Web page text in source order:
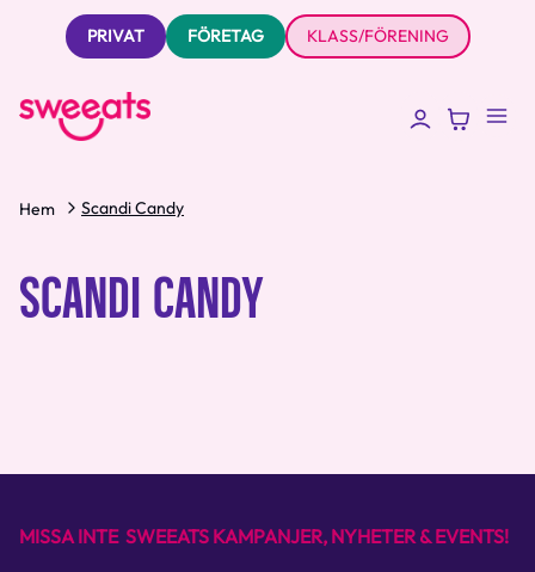
PRIVAT FÖRETAG KLASS/FÖRENING
Hem Scandi Candy
SCANDI CANDY
MISSA INTE SWEEATS KAMPANJER, NYHETER & EVENTS!